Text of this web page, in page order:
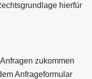
hierfür
zukommen
Anfrageformular